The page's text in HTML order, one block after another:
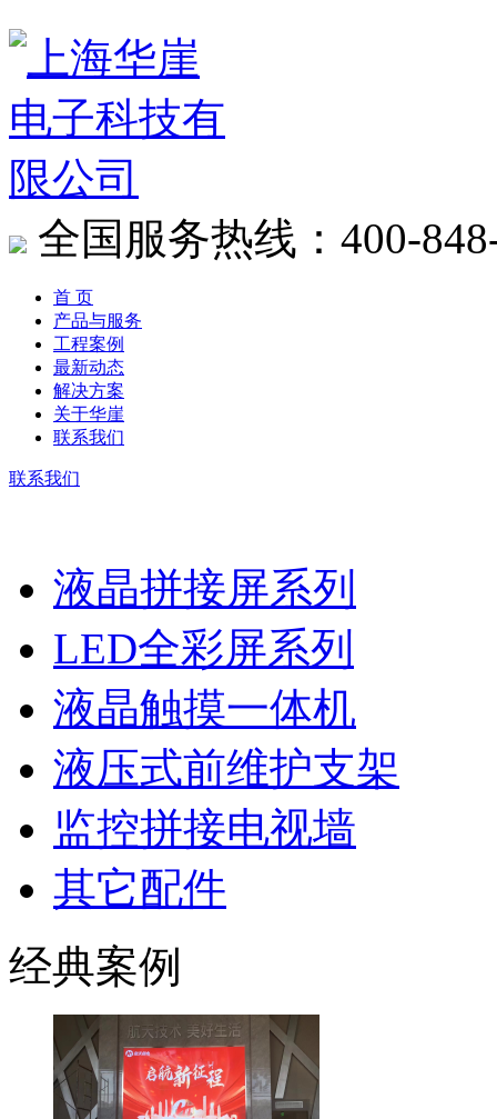
全国服务热线：400-
首 页
产品与服务
工程案例
最新动态
解决方案
关于华崖
联系我们
联系我们
液晶拼接屏系列
LED全彩屏系列
液晶触摸一体机
液压式前维护支架
监控拼接电视墙
其它配件
经典案例